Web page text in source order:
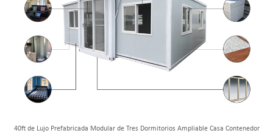
40ft de Lujo Prefabricada Modular de Tres Dormitorios Ampliable Casa Contenedor